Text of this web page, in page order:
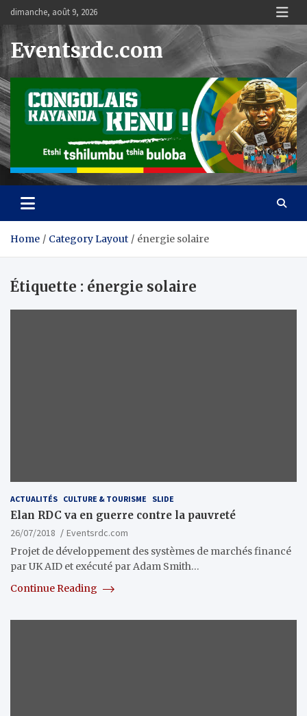
Skip
content
dimanche, août 9, 2026
Eventsrdc.com
Home Category Layout énergie solaire
Étiquette : énergie solaire
ACTUALITÉS CULTURE & TOURISME SLIDE
Elan RDC va en guerre contre la pauvreté
26/07/2018
Eventsrdc.com
Projet de développement des systèmes de marchés financé
par UK AID et exécuté par Adam Smith…
Continue Reading